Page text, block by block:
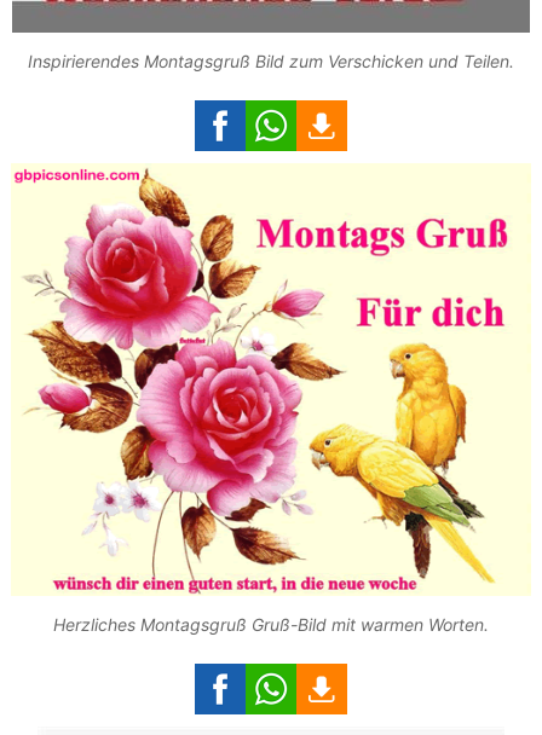
Inspirierendes Montagsgruß Bild zum Verschicken und Teilen.
Herzliches Montagsgruß Gruß-Bild mit warmen Worten.